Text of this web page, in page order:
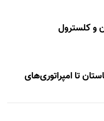
ب
ل
تا امپراتوری‌های